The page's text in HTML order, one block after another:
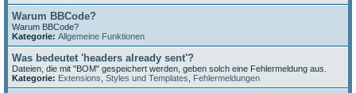
Warum BBCode?
Warum BBCode?
Kategorie: Allgemeine Funktionen
Was bedeutet 'headers already sent'?
Dateien, die mit "BOM" gespeichert werden, geben solch eine Fehlermeldung aus.
Kategorie: Extensions Styles und Templates Fehlermeldungen